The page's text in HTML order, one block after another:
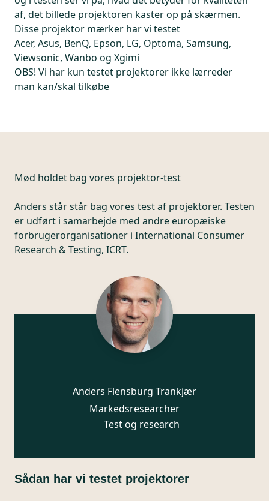
af, det billede projektoren kaster op på skærmen.
Disse projektor mærker har vi testet
Acer, Asus, BenQ, Epson, LG, Optoma, Samsung,
Viewsonic, Wanbo og Xgimi
OBS! Vi har kun testet projektorer ikke lærreder
man kan/skal tilkøbe
Mød holdet bag vores projektor-test
Anders står står bag vores test af projektorer. Testen
er udført i samarbejde med andre europæiske
forbrugerorganisationer i International Consumer
Research & Testing, ICRT.
Anders Flensburg Trankjær
Markedsresearcher
Test og research
Sådan har vi testet projektorer